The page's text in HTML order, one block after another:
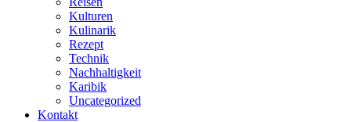
Kulturen
Kulinarik
Rezept
Technik
Nachhaltigkeit
Karibik
Uncategorized
Kontakt